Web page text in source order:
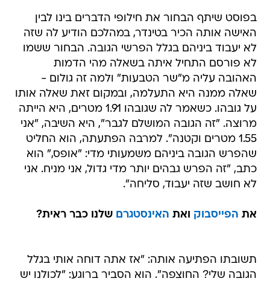
בפוסט שיתף הבחור את חילופי הדברים בינו לבין
האישה אותה הכיר בטינדר, במהלכם הודיע לה שזה
לא יעבוד ביניהם בגלל הפרשי הגובה. הבחור ששמו
לא פורסם התחיל איתה בשאלה מהי הדמות
האהובה עליה מ"שר הטבעות" ולמה זה גולום -
שאלה ממנה היא התעלמה, ובמקום זאת שאלה אותו
על גובהו. כשאמר לה שגובהו 1.91 מטרים, היא הייתה
מרוצה. "זה הגובה המושלם לגבר", היא השיבה, "אני
1.55 מטרים וקטנה". למרבה הפתעתה, הוא החליט
שהפרש הגובה ביניהם משמעותי מדי: "אופס," הוא
כתב, "זה הפרש גבהים יותר מדי גדול, אני מניח. אני
לא חושב שזה יעבוד, סליחה".
את הפייסבוק ואת האינסטגרם שלנו כבר ראית?
תשובתו הפתיעה אותה: "אז אתה דוחה אותי בגלל
הגובה שלי? החוצפה". הוא הסביר ברוגע: "לכולנו יש